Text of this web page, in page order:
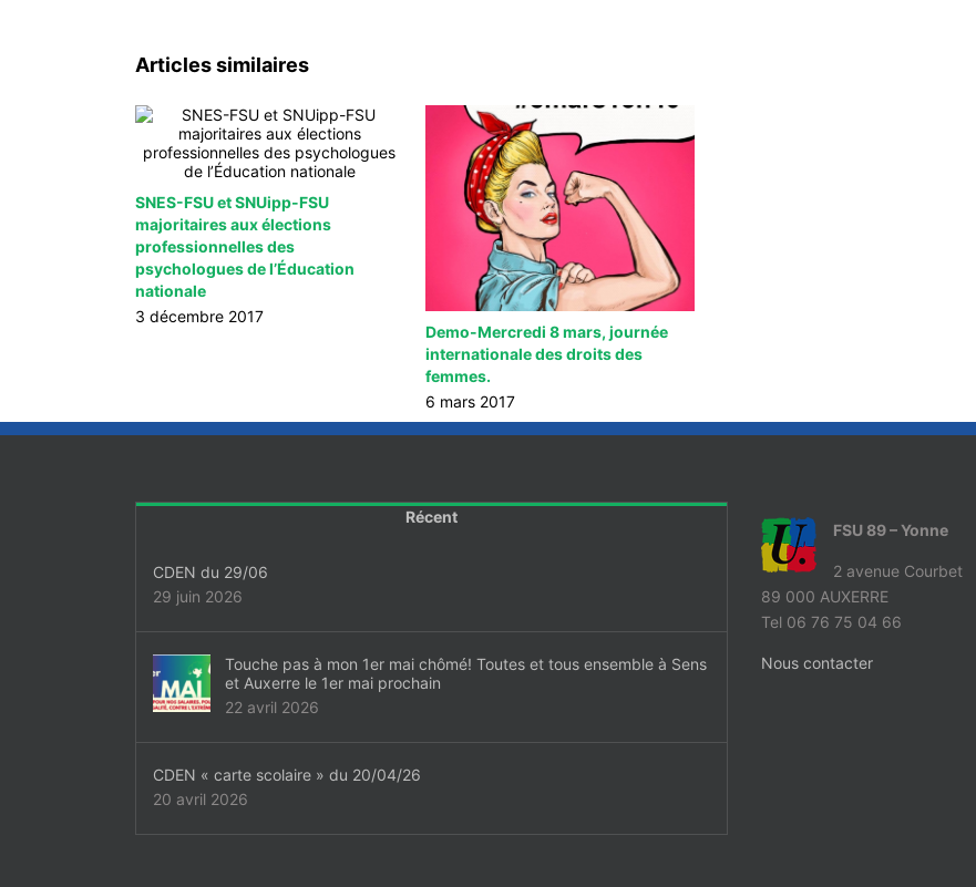
Articles similaires
SNES-FSU et SNUipp-FSU
majoritaires aux élections
professionnelles des
psychologues de l’Éducation
nationale
3 décembre 2017
Demo-Mercredi 8 mars, journée
internationale des droits des
femmes.
6 mars 2017
Récent
CDEN du 29/06
29 juin 2026
Touche pas à mon 1er mai chômé! Toutes et tous ensemble à Sens
et Auxerre le 1er mai prochain
22 avril 2026
CDEN « carte scolaire » du 20/04/26
20 avril 2026
FSU 89 – Yonne
2 avenue Courbet
89 000 AUXERRE
Tel 06 76 75 04 66
Nous contacter